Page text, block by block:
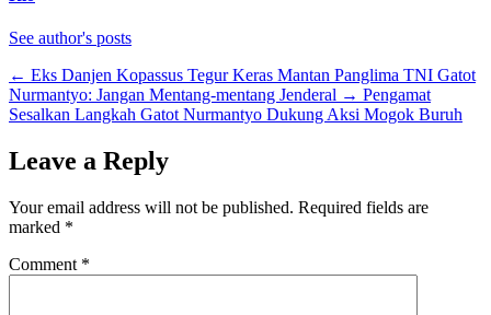
See author's posts
← Eks Danjen Kopassus Tegur Keras Mantan Panglima TNI Gatot
Nurmantyo: Jangan Mentang-mentang Jenderal → Pengamat
Sesalkan Langkah Gatot Nurmantyo Dukung Aksi Mogok Buruh
Leave a Reply
Your email address will not be published. Required fields are
marked *
Comment *